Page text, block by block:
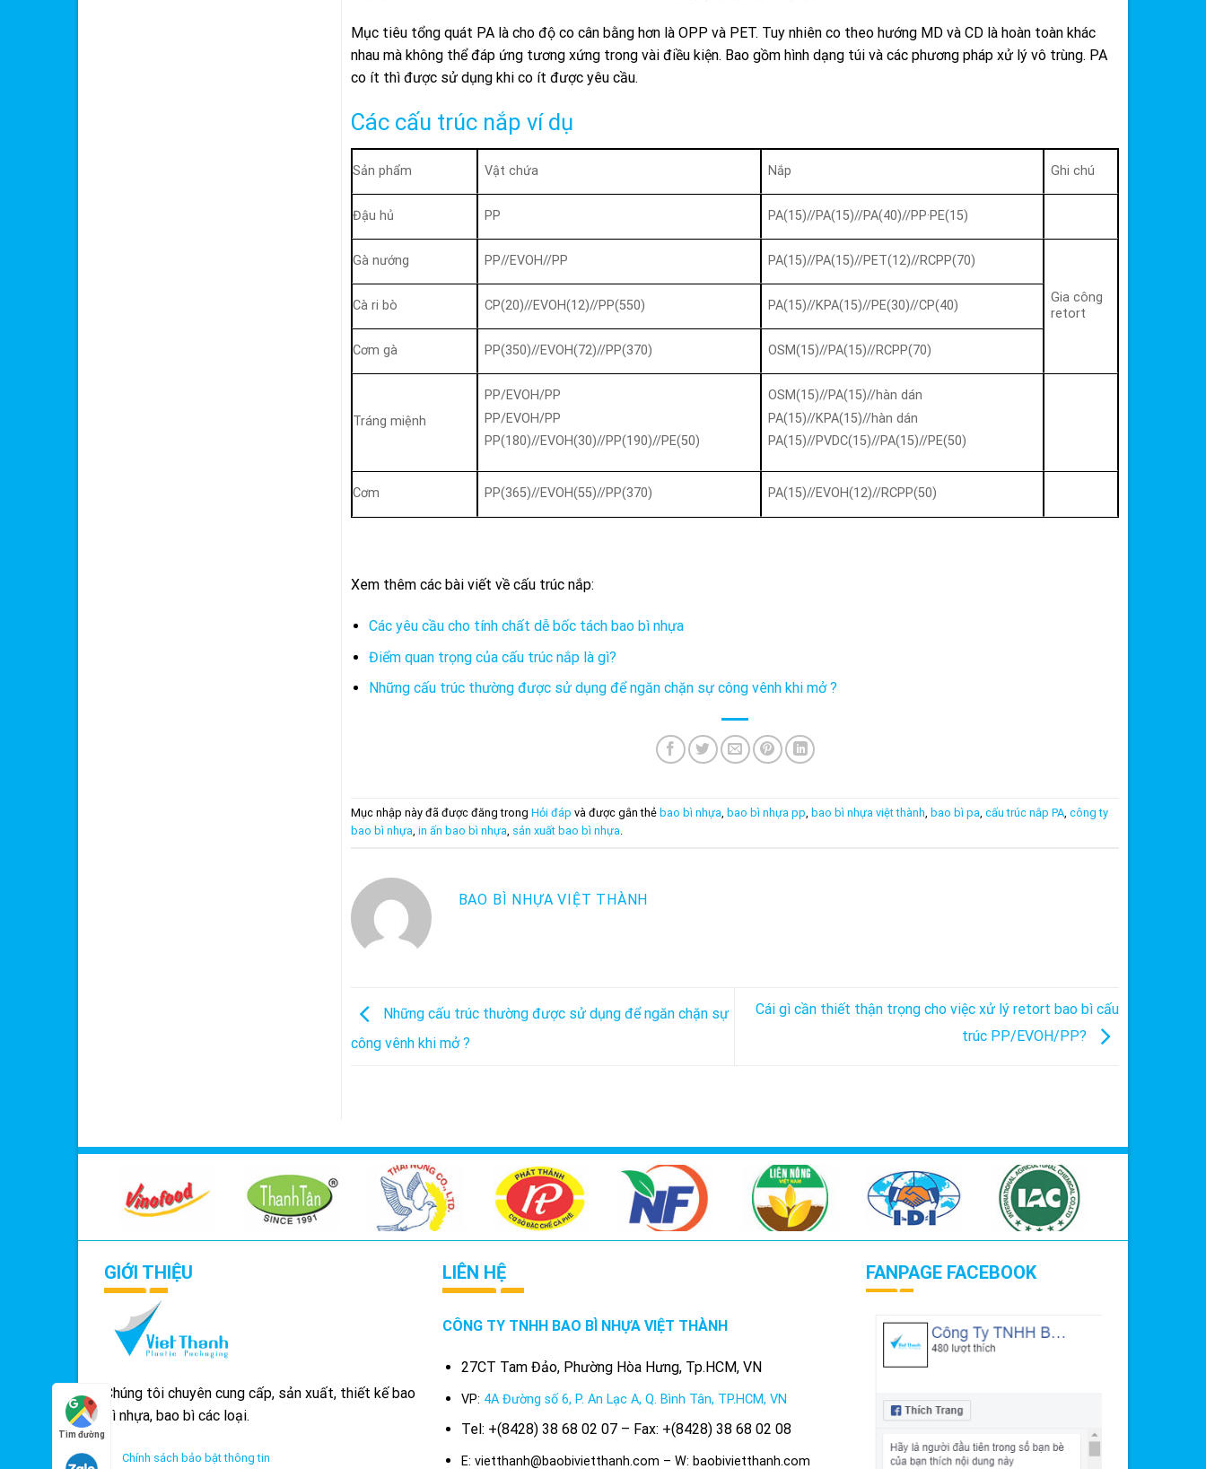
Mục tiêu tổng quát PA là cho độ co cân bằng hơn là OPP và PET. Tuy nhiên co theo hướng MD và CD là hoàn toàn khác
nhau mà không thể đáp ứng tương xứng trong vài điều kiện. Bao gồm hình dạng túi và các phương pháp xử lý vô trùng. PA
co ít thì được sử dụng khi co ít được yêu cầu.
Các cấu trúc nắp ví dụ
Sản phẩm Vật chứa Nắp Ghi chú
Đậu hủ PP PA(15)//PA(15)//PA(40)//PP·PE(15)
Gà nướng PP//EVOH//PP PA(15)//PA(15)//PET(12)//RCPP(70)
Gia công
retort
Cà ri bò CP(20)//EVOH(12)//PP(550) PA(15)//KPA(15)//PE(30)//CP(40)
Cơm gà PP(350)//EVOH(72)//PP(370) OSM(15)//PA(15)//RCPP(70)
Tráng miệnh
PP/EVOH/PP
PP/EVOH/PP
PP(180)//EVOH(30)//PP(190)//PE(50)
OSM(15)//PA(15)//hàn dán
PA(15)//KPA(15)//hàn dán
PA(15)//PVDC(15)//PA(15)//PE(50)
Cơm PP(365)//EVOH(55)//PP(370) PA(15)//EVOH(12)//RCPP(50)
Xem thêm các bài viết về cấu trúc nắp:
Các yêu cầu cho tính chất dễ bốc tách bao bì nhựa
Điểm quan trọng của cấu trúc nắp là gì?
Những cấu trúc thường được sử dụng để ngăn chặn sự công vênh khi mở ?
Mục nhập này đã được đăng trong Hỏi đáp và được gắn thẻ bao bì nhựa, bao bì nhựa pp, bao bì nhựa việt thành, bao bì pa, cấu trúc nắp PA, công ty
bao bì nhựa, in ấn bao bì nhựa, sản xuất bao bì nhựa.
BAO BÌ NHỰA VIỆT THÀNH
Những cấu trúc thường được sử dụng để ngăn chặn sự
công vênh khi mở ?
Cái gì cần thiết thận trọng cho việc xử lý retort bao bì cấu
trúc PP/EVOH/PP?
GIỚI THIỆU
Chúng tôi chuyên cung cấp, sản xuất, thiết kế bao
bì nhựa, bao bì các loại.
Chính sách bảo bật thông tin
LIÊN HỆ
CÔNG TY TNHH BAO BÌ NHỰA VIỆT THÀNH
27CT Tam Đảo, Phường Hòa Hưng, Tp.HCM, VN
VP: 4A Đường số 6, P. An Lạc A, Q. Bình Tân, TP.HCM, VN
Tel: +(8428) 38 68 02 07 – Fax: +(8428) 38 68 02 08
E: vietthanh@baobivietthanh.com – W: baobivietthanh.com
FANPAGE FACEBOOK
Tìm đường